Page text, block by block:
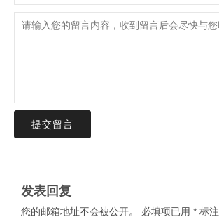
提交留言
发表回复
您的邮箱地址不会被公开。 必填项已用 * 标注